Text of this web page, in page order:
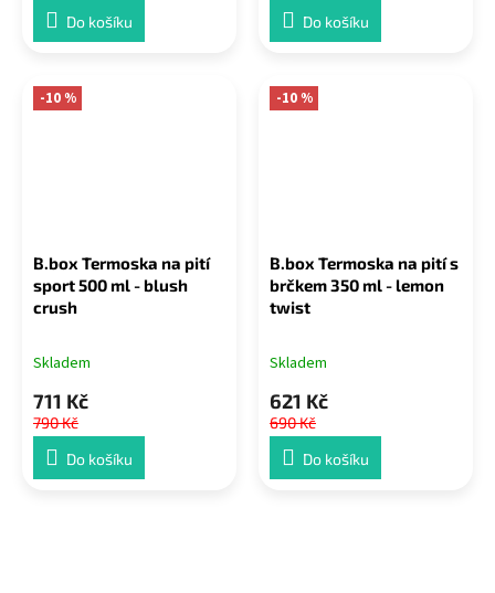
Do košíku
Do košíku
-10 %
B.box Termoska na pití
sport 500 ml - blush
crush
Skladem
711 Kč
790 Kč
Do košíku
-10 %
B.box Termoska na pití s
brčkem 350 ml - lemon
twist
Skladem
621 Kč
690 Kč
Do košíku